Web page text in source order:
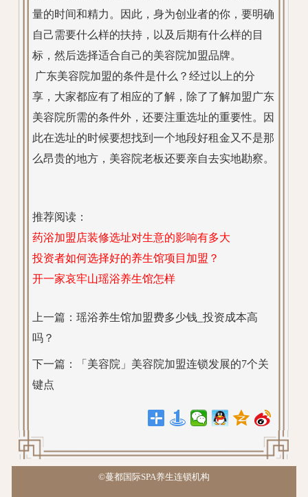
量的时间和精力。因此，身为创业者的你，要明确
自己需要什么样的扶持，以及后期有什么样的目
标，然后选择适合自己的美容院加盟品牌。
广东美容院加盟的条件是什么？经过以上的分
享，大家都应有了相应的了解，除了了解加盟广东
美容院所需的条件外，还要注重选址的重要性。因
此在选址的时候要想找到一个地段好租金又不是那
么昂贵的地方，美容院老板还要亲自去实地勘察。
推荐阅读：
药浴加盟店装修选址对生意的影响有多大
投资者如何选择好的养生馆项目加盟？
开一家哀牢山瑶浴养生馆怎样
上一篇：瑶浴养生馆加盟费多少钱_投资成本高
吗？
下一篇：
「美容院」美容院加盟连锁发展的7个关
键点
©蔓都国际SPA养生连锁机构